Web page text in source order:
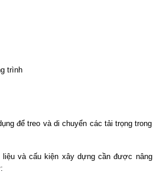
trình
để treo và di chuyển các tải trọng trong
và cấu kiện xây dựng cần được nâng